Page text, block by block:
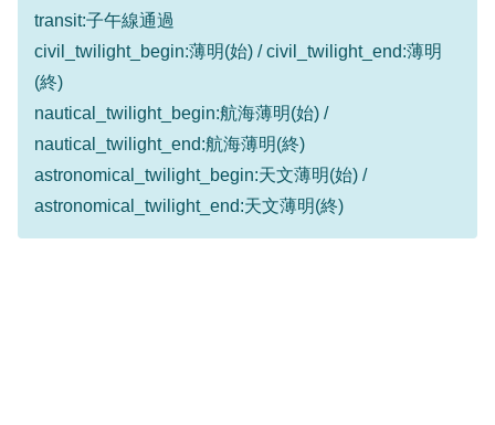
transit:子午線通過
civil_twilight_begin:薄明(始) / civil_twilight_end:薄明
(終)
nautical_twilight_begin:航海薄明(始) /
nautical_twilight_end:航海薄明(終)
astronomical_twilight_begin:天文薄明(始) /
astronomical_twilight_end:天文薄明(終)